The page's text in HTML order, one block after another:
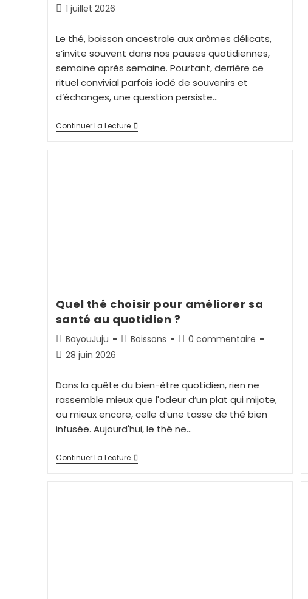
1 juillet 2026
Le thé, boisson ancestrale aux arômes délicats,
s’invite souvent dans nos pauses quotidiennes,
semaine après semaine. Pourtant, derrière ce
rituel convivial parfois iodé de souvenirs et
d’échanges, une question persiste…
Continuer La Lecture
Quel thé choisir pour améliorer sa
santé au quotidien ?
BayouJuju Boissons
0 commentaire
28 juin 2026
Dans la quête du bien-être quotidien, rien ne
rassemble mieux que l'odeur d’un plat qui mijote,
ou mieux encore, celle d’une tasse de thé bien
infusée. Aujourd'hui, le thé ne…
Continuer La Lecture